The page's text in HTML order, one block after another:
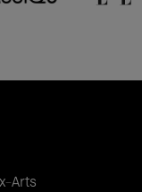
Arts